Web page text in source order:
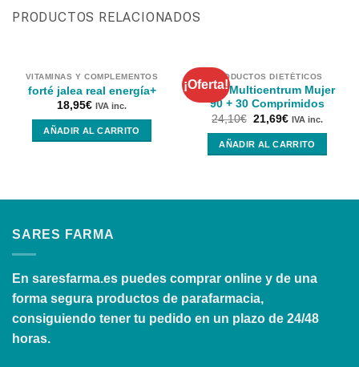
PRODUCTOS RELACIONADOS
VITAMINAS Y COMPLEMENTOS
forté jalea real energía+
18,95€ IVA inc.
AÑADIR AL CARRITO
¡Oferta!
PRODUCTOS DIETÉTICOS
Pack Multicentrum Mujer
90 + 30 Comprimidos
24,10€ 21,69€ IVA inc.
AÑADIR AL CARRITO
SARES FARMA
En saresfarma.es puedes comprar online y de una
forma segura productos de parafarmacia,
consiguiendo tener tu pedido en un plazo de 24/48
horas.